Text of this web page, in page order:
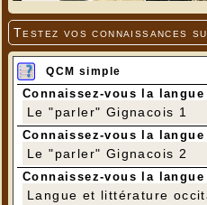
Testez vos connaissances
QCM simple
Connaissez-vous la
Le "parler" Gignacois 1
Connaissez-vous la
Le "parler" Gignacois 2
Connaissez-vous la
Langue et littérature
Forage